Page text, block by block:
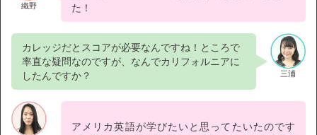
織野
た！
三浦
カレッジだとスコアが必要なんですね！ところで
率直な疑問なのですが、なんでカリフォルニアに
したんですか？
アメリカ英語が学びたいと思ってたいたのです